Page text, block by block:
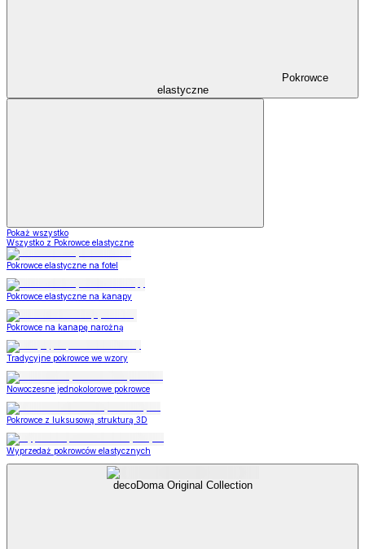
Pokrowce
elastyczne
Pokaż wszystko
Wszystko z Pokrowce elastyczne
Pokrowce elastyczne na fotel
Pokrowce elastyczne na kanapy
Pokrowce na kanapę narożną
Tradycyjne pokrowce we wzory
Nowoczesne jednokolorowe pokrowce
Pokrowce z luksusową strukturą 3D
Wyprzedaż pokrowców elastycznych
decoDoma Original Collection